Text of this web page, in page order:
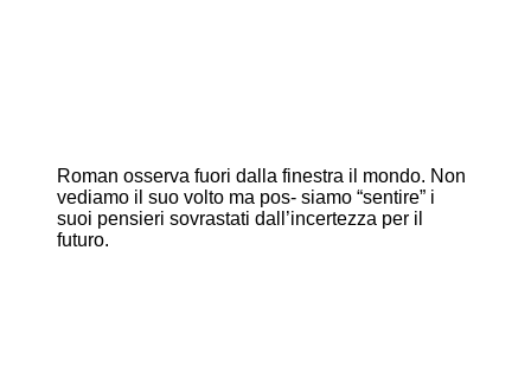
Roman osserva fuori dalla finestra il mondo. Non
vediamo il suo volto ma pos- siamo “sentire” i
suoi pensieri sovrastati dall’incertezza per il
futuro.